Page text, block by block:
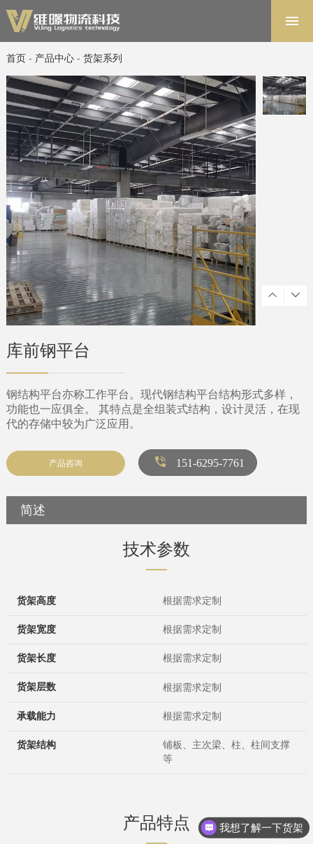
软件系统
产品中心
项目案例
关于维暻
联系我们
首页 - 产品中心- 货架系列
库前钢平台
钢结构平台亦称工作平台。现代钢结构平台结构形式多样，
功能也一应俱全。 其特点是全组装式结构，设计灵活，在现
代的存储中较为广泛应用。
产品咨询 151-6295-7761
简述
技术参数
货架高度 根据需求定制
货架宽度 根据需求定制
货架长度 根据需求定制
货架层数 根据需求定制
承载能力 根据需求定制
货架结构
铺板、主次梁、柱、柱间支撑
等
产品特点 我想了解一下货架